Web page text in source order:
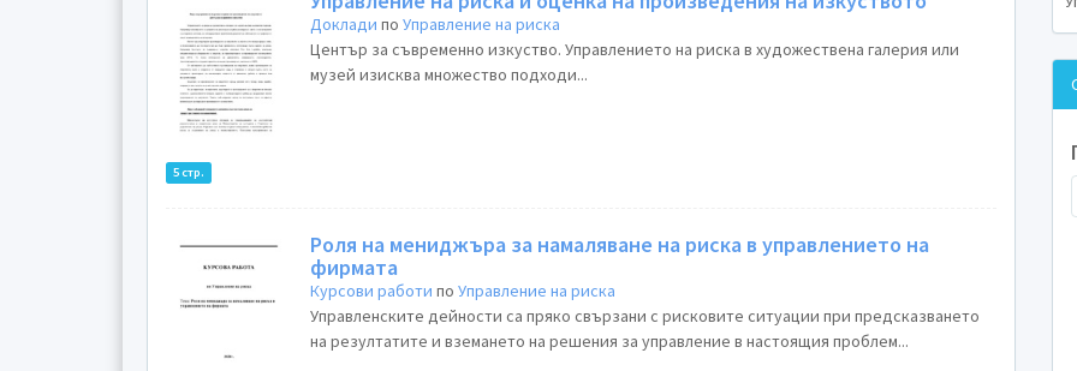
5 стр.
Доклади поУправление на риска
Център за съвременно изкуство. Управлението на риска в художествена галерия или
музей изисква множество подходи...
Роля на мениджъра за намаляване на риска в управлението на
фирмата
Курсови работи поУправление на риска
Управленските дейности са пряко свързани с рисковите ситуации при предсказването
на резултатите и вземането на решения за управление в настоящия проблем...